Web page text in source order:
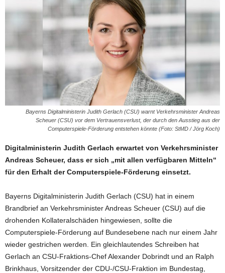
Bayerns Digitalministerin Judith Gerlach (CSU) warnt Verkehrsminister Andreas
Scheuer (CSU) vor dem Vertrauensverlust, der durch den Ausstieg aus der
Computerspiele-Förderung entstehen könnte (Foto: StMD / Jörg Koch)
Digitalministerin Judith Gerlach erwartet von Verkehrsminister
Andreas Scheuer, dass er sich „mit allen verfügbaren Mitteln“
für den Erhalt der Computerspiele-Förderung einsetzt.
Bayerns Digitalministerin Judith Gerlach (CSU) hat in einem
Brandbrief an Verkehrsminister Andreas Scheuer (CSU) auf die
drohenden Kollateralschäden hingewiesen, sollte die
Computerspiele-Förderung auf Bundesebene nach nur einem Jahr
wieder gestrichen werden. Ein gleichlautendes Schreiben hat
Gerlach an CSU-Fraktions-Chef Alexander Dobrindt und an Ralph
Brinkhaus, Vorsitzender der CDU-/CSU-Fraktion im Bundestag,